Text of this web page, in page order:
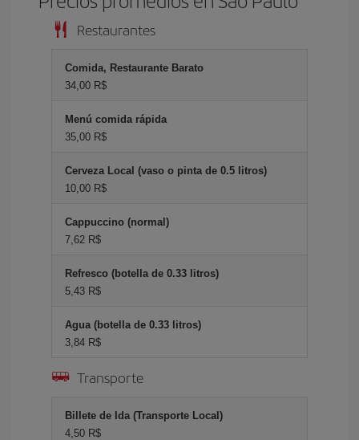
Restaurantes
Comida, Restaurante Barato
34,00 R$
Menú comida rápida
35,00 R$
Cerveza Local (vaso o pinta de 0.5 litros)
10,00 R$
Cappuccino (normal)
7,62 R$
Refresco (botella de 0.33 litros)
5,43 R$
Agua (botella de 0.33 litros)
3,84 R$
Transporte
Billete de Ida (Transporte Local)
4,50 R$